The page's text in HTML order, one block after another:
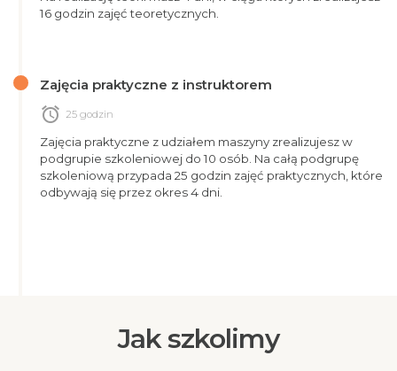
16 godzin zajęć teoretycznych.
Zajęcia praktyczne z instruktorem
alarm 25 godzin
Zajęcia praktyczne z udziałem maszyny zrealizujesz w
podgrupie szkoleniowej do 10 osób. Na całą podgrupę
szkoleniową przypada 25 godzin zajęć praktycznych, które
odbywają się przez okres 4 dni.
Jak szkolimy